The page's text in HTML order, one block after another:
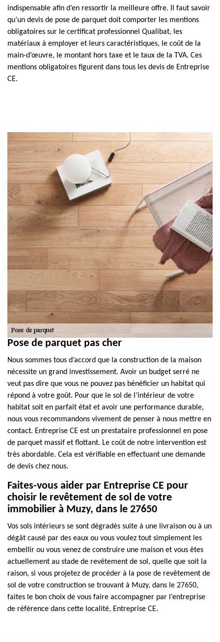
indispensable afin d’en ressortir la meilleure offre. Il faut savoir
qu’un devis de pose de parquet doit comporter les mentions
obligatoires sur le certificat professionnel Qualibat, les
matériaux à employer et leurs caractéristiques, le coût de la
main-d’œuvre, le montant hors taxe et le taux de la TVA. Ces
mentions obligatoires figurent dans tous les devis de Entreprise
CE.
Pose de parquet pas cher
Nous sommes tous d’accord que la construction de la maison
nécessite un grand investissement. Avoir un budget serré ne
veut pas dire que vous ne pouvez pas bénéficier un habitat qui
répond à votre goût. Pour que le sol de l’intérieur de votre
habitat soit en parfait état et avoir une performance durable,
nous vous recommandons vivement de penser à nous mettre en
contact. Entreprise CE est un prestataire professionnel en pose
de parquet massif et flottant. Le coût de notre intervention est
très abordable. Cela est vérifiable en effectuant une demande
de devis chez nous.
Faites-vous aider par Entreprise CE pour
choisir le revêtement de sol de votre
immobilier à Muzy, dans le 27650
Vos sols intérieurs se sont dégradés suite à une livraison ou à un
dégât causé par des eaux ou vous voulez tout simplement les
embellir ou vous venez de construire une maison et vous êtes
actuellement au stade de revêtement de sol, quelle que soit la
raison, si vous projetez de procéder à la pose de revêtement de
sol de votre construction se trouvant à Muzy, dans le 27650,
faites le bon choix de vous faire accompagner par l’entreprise
de référence dans cette localité, Entreprise CE.